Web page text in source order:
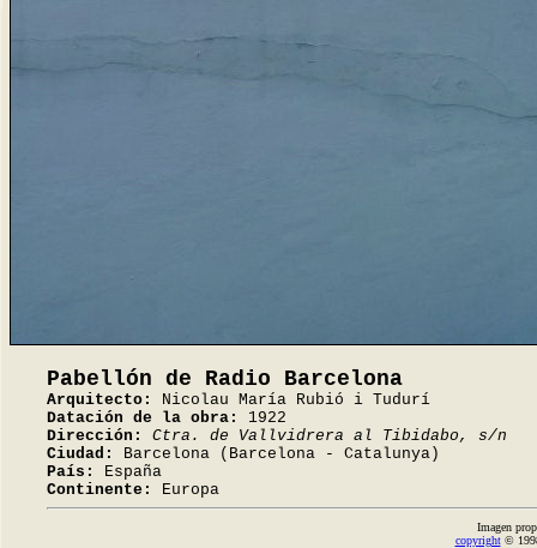
Pabellón de Radio Barcelona
Arquitecto:
Nicolau María Rubió i Tudurí
Datación de la obra:
1922
Dirección:
Ctra. de Vallvidrera al Tibidabo, s/n
Ciudad:
Barcelona (Barcelona - Catalunya)
País:
España
Continente:
Europa
Imagen
copyright©